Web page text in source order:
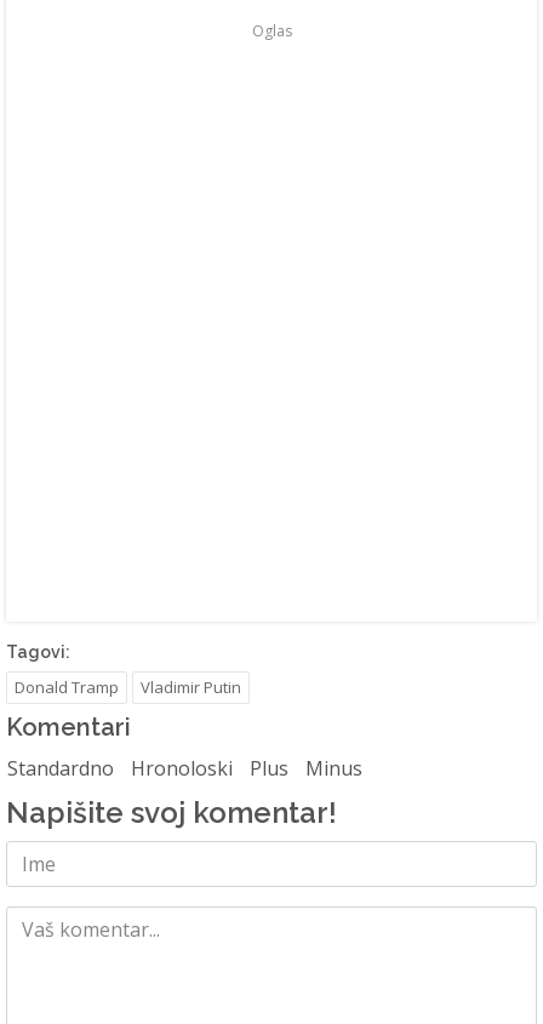
Oglas
Tagovi:
Donald Tramp Vladimir Putin
Komentari
Standardno Hronoloski Plus Minus
Napišite svoj komentar!